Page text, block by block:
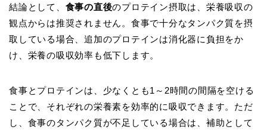
結論として、 食事の直後のプロテイン摂取は、栄養吸収の
観点からは推奨されません。食事で十分なタンパク質を摂
取している場合、追加のプロテインは消化器に負担をか
け、栄養の吸収効率も低下します。
食事とプロテインは、少なくとも1～2時間の間隔を空ける
ことで、それぞれの栄養素を効率的に吸収できます。ただ
し、食事のタンパク質が不足している場合は、補助として